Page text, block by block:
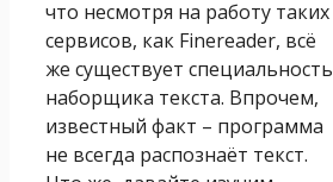
что несмотря на работу таких
сервисов, как Finereader, всё
же существует специальность
наборщика текста. Впрочем,
известный факт – программа
не всегда распознаёт текст.